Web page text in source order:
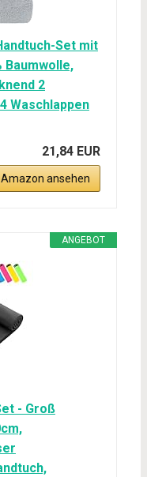
Set mit
Baumwolle,
2
Waschlappen
21,84 EUR
Amazon ansehen
ANGEBOT
- Groß